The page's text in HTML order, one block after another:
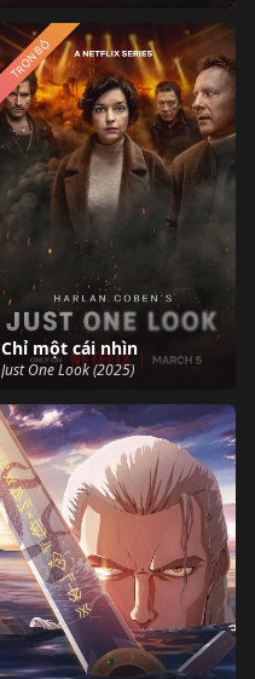
Chỉ một cái nhìn
Just One Look (2025)
TRỌN BỘ